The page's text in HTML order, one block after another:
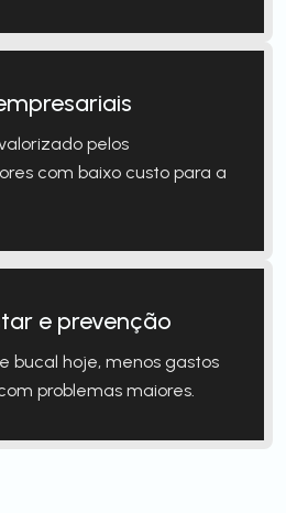
pelos
com baixo custo para a
e prevenção
bucal hoje, menos gastos
problemas maiores.